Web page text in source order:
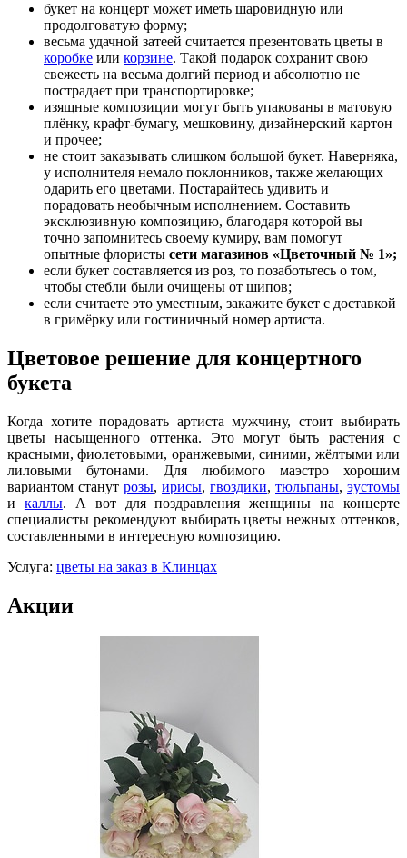
букет на концерт может иметь шаровидную или
продолговатую форму;
весьма удачной затеей считается презентовать цветы в
коробке или корзине. Такой подарок сохранит свою
свежесть на весьма долгий период и абсолютно не
пострадает при транспортировке;
изящные композиции могут быть упакованы в матовую
плёнку, крафт-бумагу, мешковину, дизайнерский картон
и прочее;
не стоит заказывать слишком большой букет. Наверняка,
у исполнителя немало поклонников, также желающих
одарить его цветами. Постарайтесь удивить и
порадовать необычным исполнением. Составить
эксклюзивную композицию, благодаря которой вы
точно запомнитесь своему кумиру, вам помогут
опытные флористы сети магазинов «Цветочный № 1»;
если букет составляется из роз, то позаботьтесь о том,
чтобы стебли были очищены от шипов;
если считаете это уместным, закажите букет с доставкой
в гримёрку или гостиничный номер артиста.
Цветовое решение для концертного
букета
Когда хотите порадовать артиста мужчину, стоит выбирать
цветы насыщенного оттенка. Это могут быть растения с
красными, фиолетовыми, оранжевыми, синими, жёлтыми или
лиловыми бутонами. Для любимого маэстро хорошим
вариантом станут розы, ирисы, гвоздики, тюльпаны, эустомы
и каллы. А вот для поздравления женщины на концерте
специалисты рекомендуют выбирать цветы нежных оттенков,
составленными в интересную композицию.
Услуга: цветы на заказ в Клинцах
Акции